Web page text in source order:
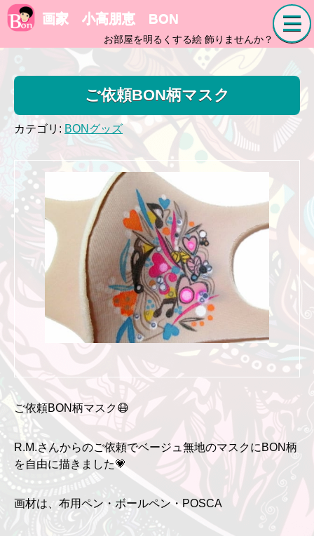
画家 小高朋恵 BON
お部屋を明るくする絵 飾りませんか？
ご依頼BON柄マスク
カテゴリ: BONグッズ
ご依頼BON柄マスク😷
R.M.さんからのご依頼でベージュ無地のマスクにBON柄
を自由に描きました💗
画材は、布用ペン・ボールペン・POSCA